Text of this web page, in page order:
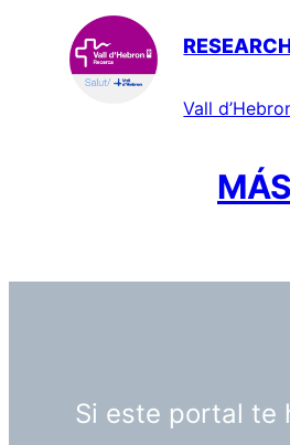
Vall
Si este portal te